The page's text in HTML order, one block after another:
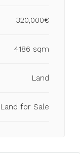
320,000€
4.186 sqm
Land
Land for Sale